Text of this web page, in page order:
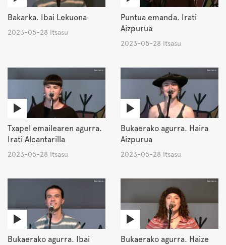
Bakarka. Ibai Lekuona
2023-05-28 Itsasu
Puntua emanda. Irati
Aizpurua
2023-05-28 Itsasu
Txapel emailearen agurra.
Irati Alcantarilla
2023-05-28 Itsasu
Bukaerako agurra. Haira
Aizpurua
2023-05-28 Itsasu
Bukaerako agurra. Ibai
Bukaerako agurra. Haize